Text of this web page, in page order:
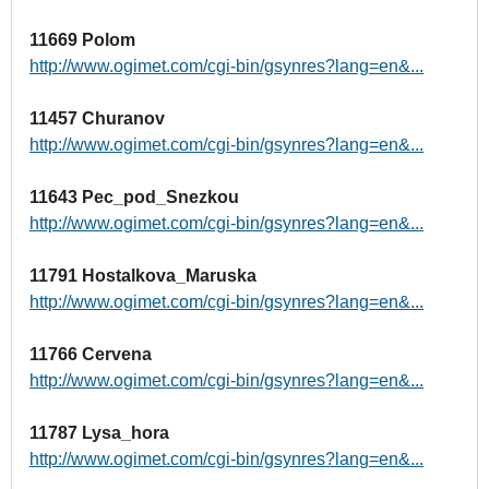
11669 Polom
http://www.ogimet.com/cgi-bin/gsynres?lang=en&...
11457 Churanov
http://www.ogimet.com/cgi-bin/gsynres?lang=en&...
11643 Pec_pod_Snezkou
http://www.ogimet.com/cgi-bin/gsynres?lang=en&...
11791 Hostalkova_Maruska
http://www.ogimet.com/cgi-bin/gsynres?lang=en&...
11766 Cervena
http://www.ogimet.com/cgi-bin/gsynres?lang=en&...
11787 Lysa_hora
http://www.ogimet.com/cgi-bin/gsynres?lang=en&...